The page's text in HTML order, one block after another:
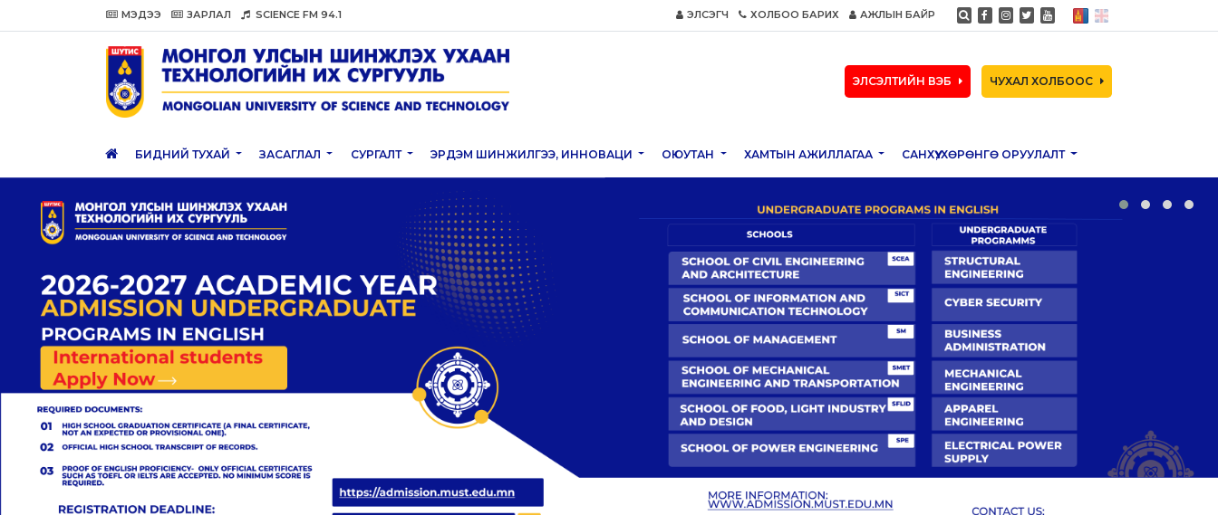
МЭДЭЭ ЗАРЛАЛ SCIENCE FM 94.1 ЭЛСЭГЧ ХОЛБОО БАРИХ АЖЛЫН БАЙР
ЭЛСЭЛТИЙН ВЭБ ЧУХАЛ ХОЛБООС
БИДНИЙ ТУХАЙ ЗАСАГЛАЛ СУРГАЛТ ЭРДЭМ ШИНЖИЛГЭЭ, ИННОВАЦИ ОЮУТАН ХАМТЫН АЖИЛЛАГАА САНХҮҮ, ХӨРӨНГӨ ОРУУЛАЛТ